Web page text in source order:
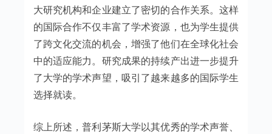
大研究机构和企业建立了密切的合作关系。这样
的国际合作不仅丰富了学术资源，也为学生提供
了跨文化交流的机会，增强了他们在全球化社会
中的适应能力。研究成果的持续产出进一步提升
了大学的学术声望，吸引了越来越多的国际学生
选择就读。
综上所述，普利茅斯大学以其优秀的学术声誉、